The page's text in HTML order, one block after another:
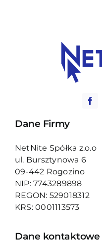
Dane Firmy
NetNite Spółka z.o.o
ul. Bursztynowa 6
09-442 Rogozino
NIP: 7743289898
REGON: 529018312
KRS: 0001113573
Dane kontaktowe